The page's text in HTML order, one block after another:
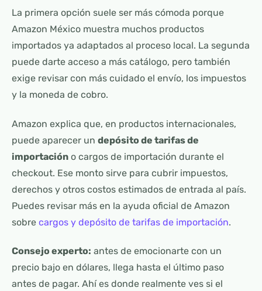
La primera opción suele ser más cómoda porque
Amazon México muestra muchos productos
importados ya adaptados al proceso local. La segunda
puede darte acceso a más catálogo, pero también
exige revisar con más cuidado el envío, los impuestos
y la moneda de cobro.
Amazon explica que, en productos internacionales,
puede aparecer un depósito de tarifas de
importación o cargos de importación durante el
checkout. Ese monto sirve para cubrir impuestos,
derechos y otros costos estimados de entrada al país.
Puedes revisar más en la ayuda oficial de Amazon
sobre cargos y depósito de tarifas de importación.
Consejo experto: antes de emocionarte con un
precio bajo en dólares, llega hasta el último paso
antes de pagar. Ahí es donde realmente ves si el